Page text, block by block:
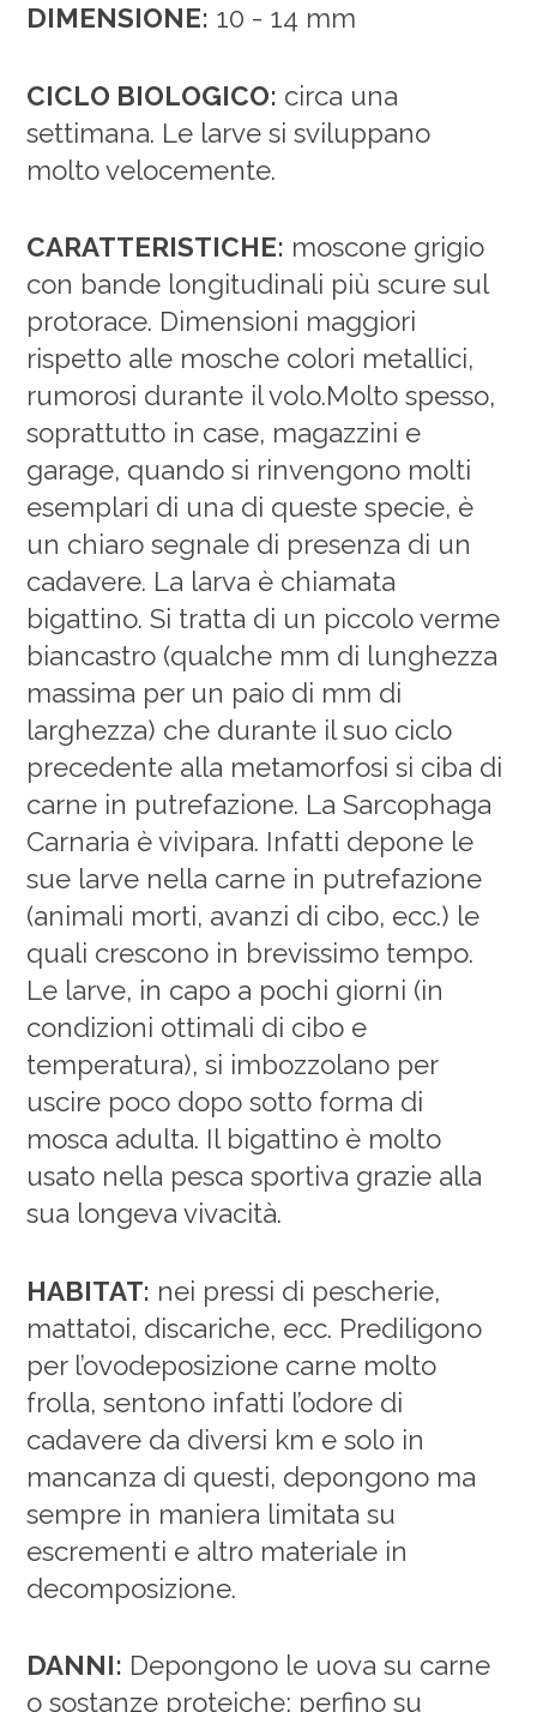
DIMENSIONE: 10 - 14 mm
CICLO BIOLOGICO: circa una
settimana. Le larve si sviluppano
molto velocemente.
CARATTERISTICHE: moscone grigio
con bande longitudinali più scure sul
protorace. Dimensioni maggiori
rispetto alle mosche colori metallici,
rumorosi durante il volo.Molto spesso,
soprattutto in case, magazzini e
garage, quando si rinvengono molti
esemplari di una di queste specie, è
un chiaro segnale di presenza di un
cadavere. La larva è chiamata
bigattino. Si tratta di un piccolo verme
biancastro (qualche mm di lunghezza
massima per un paio di mm di
larghezza) che durante il suo ciclo
precedente alla metamorfosi si ciba di
carne in putrefazione. La Sarcophaga
Carnaria è vivipara. Infatti depone le
sue larve nella carne in putrefazione
(animali morti, avanzi di cibo, ecc.) le
quali crescono in brevissimo tempo.
Le larve, in capo a pochi giorni (in
condizioni ottimali di cibo e
temperatura), si imbozzolano per
uscire poco dopo sotto forma di
mosca adulta. Il bigattino è molto
usato nella pesca sportiva grazie alla
sua longeva vivacità.
HABITAT: nei pressi di pescherie,
mattatoi, discariche, ecc. Prediligono
per l’ovodeposizione carne molto
frolla, sentono infatti l’odore di
cadavere da diversi km e solo in
mancanza di questi, depongono ma
sempre in maniera limitata su
escrementi e altro materiale in
decomposizione.
DANNI: Depongono le uova su carne
o sostanze proteiche; perfino su